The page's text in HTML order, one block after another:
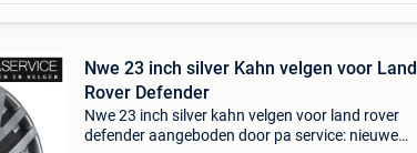
Nwe 23 inch silver Kahn velgen voor Land
Rover Defender
Nwe 23 inch silver kahn velgen voor land rover
defender aangeboden door pa service: nieuwe